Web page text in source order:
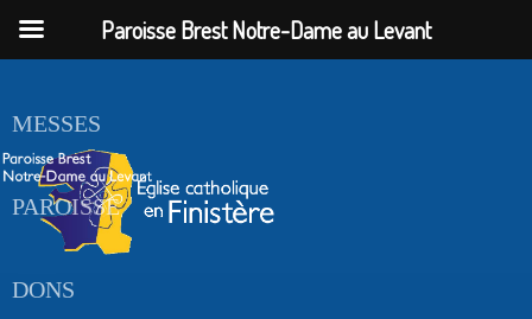
ACCUEIL
MESSES
PAROISSE
DONS
Paroisse Brest Notre-Dame au Levant